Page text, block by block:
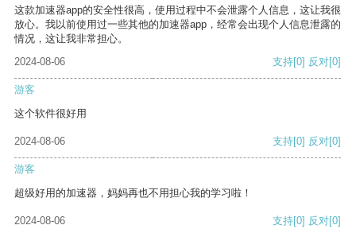
这款加速器app的安全性很高，使用过程中不会泄露个人信息，这让我很
放心。我以前使用过一些其他的加速器app，经常会出现个人信息泄露的
情况，这让我非常担心。
2024-08-06
支持[0] 反对[0]
游客
这个软件很好用
2024-08-06 支持[0] 反对[0]
游客
超级好用的加速器，妈妈再也不用担心我的学习啦！
2024-08-06 支持[0] 反对[0]